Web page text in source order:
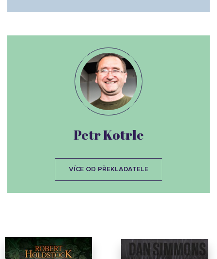
Petr Kotrle
VÍCE OD PŘEKLADATELE